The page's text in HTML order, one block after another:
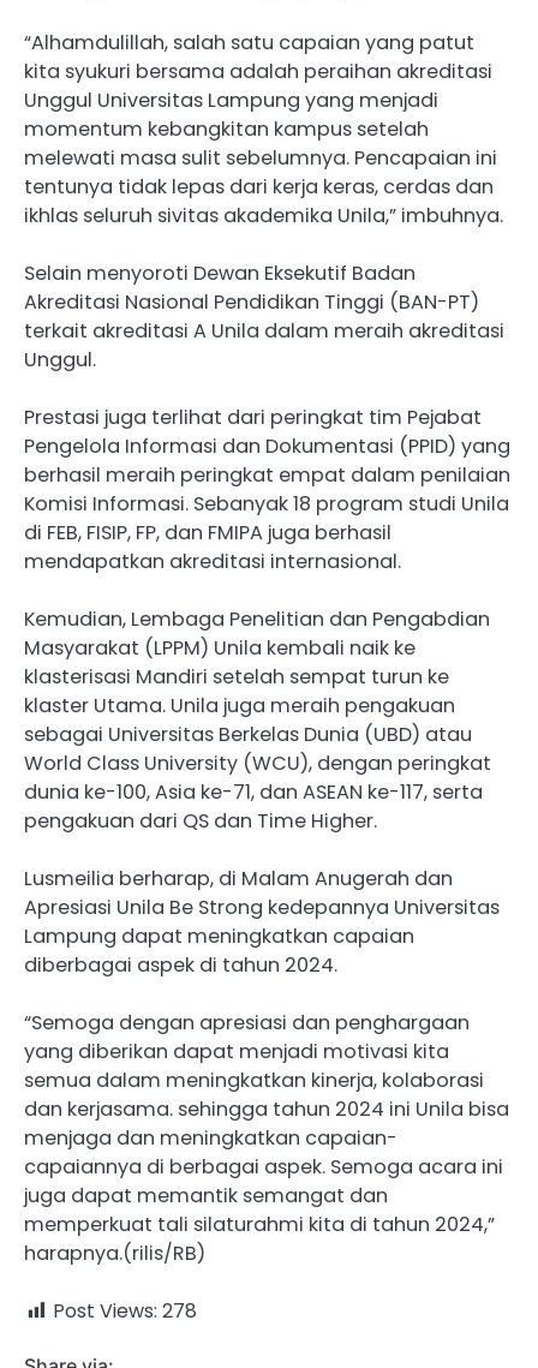
“Alhamdulillah, salah satu capaian yang patut
kita syukuri bersama adalah peraihan akreditasi
Unggul Universitas Lampung yang menjadi
momentum kebangkitan kampus setelah
melewati masa sulit sebelumnya. Pencapaian ini
tentunya tidak lepas dari kerja keras, cerdas dan
ikhlas seluruh sivitas akademika Unila,” imbuhnya.
Selain menyoroti Dewan Eksekutif Badan
Akreditasi Nasional Pendidikan Tinggi (BAN-PT)
terkait akreditasi A Unila dalam meraih akreditasi
Unggul.
Prestasi juga terlihat dari peringkat tim Pejabat
Pengelola Informasi dan Dokumentasi (PPID) yang
berhasil meraih peringkat empat dalam penilaian
Komisi Informasi. Sebanyak 18 program studi Unila
di FEB, FISIP, FP, dan FMIPA juga berhasil
mendapatkan akreditasi internasional.
Kemudian, Lembaga Penelitian dan Pengabdian
Masyarakat (LPPM) Unila kembali naik ke
klasterisasi Mandiri setelah sempat turun ke
klaster Utama. Unila juga meraih pengakuan
sebagai Universitas Berkelas Dunia (UBD) atau
World Class University (WCU), dengan peringkat
dunia ke-100, Asia ke-71, dan ASEAN ke-117, serta
pengakuan dari QS dan Time Higher.
Lusmeilia berharap, di Malam Anugerah dan
Apresiasi Unila Be Strong kedepannya Universitas
Lampung dapat meningkatkan capaian
diberbagai aspek di tahun 2024.
“Semoga dengan apresiasi dan penghargaan
yang diberikan dapat menjadi motivasi kita
semua dalam meningkatkan kinerja, kolaborasi
dan kerjasama. sehingga tahun 2024 ini Unila bisa
menjaga dan meningkatkan capaian-
capaiannya di berbagai aspek. Semoga acara ini
juga dapat memantik semangat dan
memperkuat tali silaturahmi kita di tahun 2024,”
harapnya.(rilis/RB)
Post Views: 278